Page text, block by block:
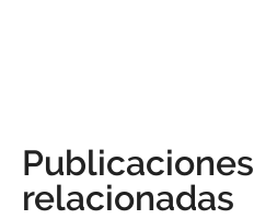
Publicaciones
relacionadas